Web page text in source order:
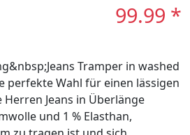
99.99 *
Tramper in washed
perfekte Wahl für einen lässigen
Jeans in Überlänge
und 1 % Elasthan,